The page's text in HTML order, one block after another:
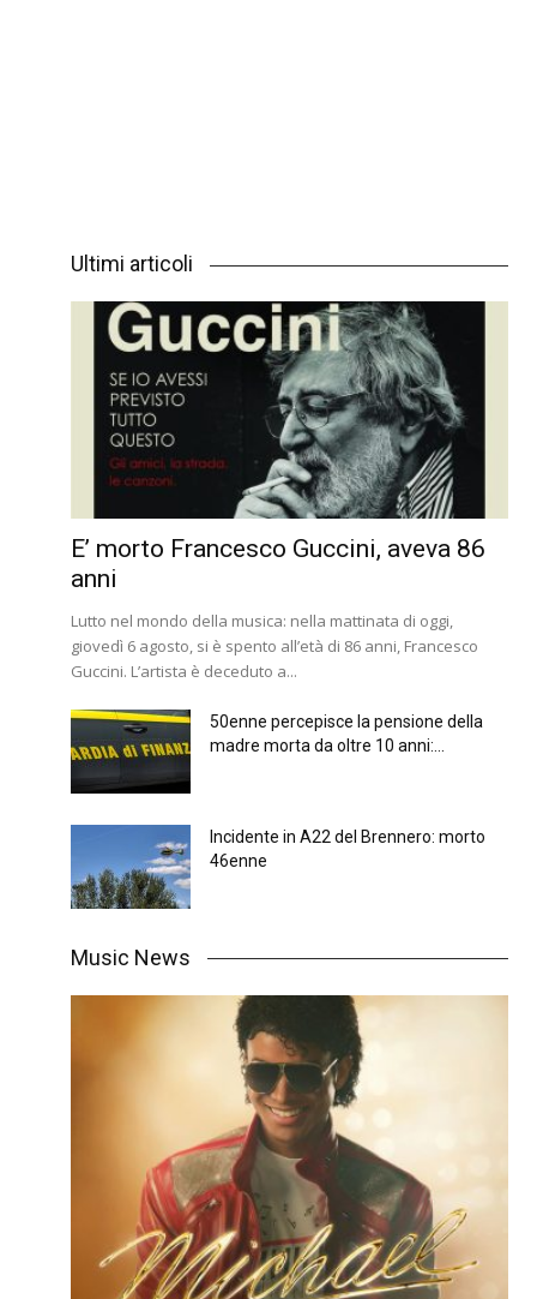
Ultimi articoli
E’ morto Francesco Guccini, aveva 86
anni
Lutto nel mondo della musica: nella mattinata di oggi,
giovedì 6 agosto, si è spento all’età di 86 anni, Francesco
Guccini. L’artista è deceduto a...
50enne percepisce la pensione della
madre morta da oltre 10 anni:...
Incidente in A22 del Brennero: morto
46enne
Music News